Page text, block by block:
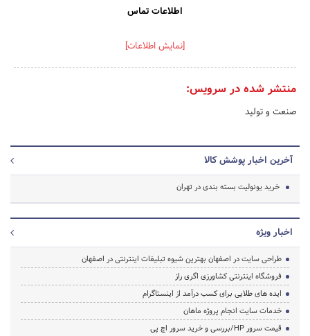
اطلاعات تماس
[نمایش اطلاعات]
منتشر شده در سرویس:
صنعت و تولید
آخرین اخبار پوشش کالا
خرید یونولیت بسته بندی در تهران
اخبار ویژه
طراحی سایت در اصفهان بهترین شیوه تبلیغات اینترنتی در اصفهان
فروشگاه اینترنتی کشاورزی اگری راز
ایده های طلایی برای کسب درآمد از اینستاگرام
خدمات سایت انجام پروژه ماهان
قیمت سرور HP/بررسی و خرید سرور اچ پی